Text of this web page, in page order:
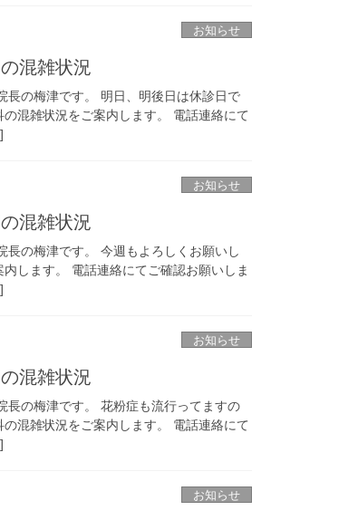
お知らせ
混雑状況
の梅津です。 明日、明後日は休診日で
混雑状況をご案内します。 電話連絡にて
お知らせ
混雑状況
の梅津です。 今週もよろしくお願いし
します。 電話連絡にてご確認お願いしま
お知らせ
混雑状況
の梅津です。 花粉症も流行ってますの
混雑状況をご案内します。 電話連絡にて
お知らせ